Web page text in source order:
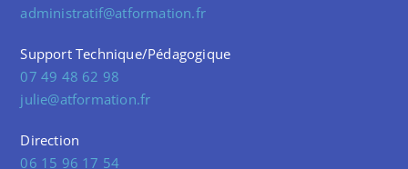
administratif@atformation.fr
Support Technique/Pédagogique
07 49 48 62 98
julie@atformation.fr
Direction
06 15 96 17 54